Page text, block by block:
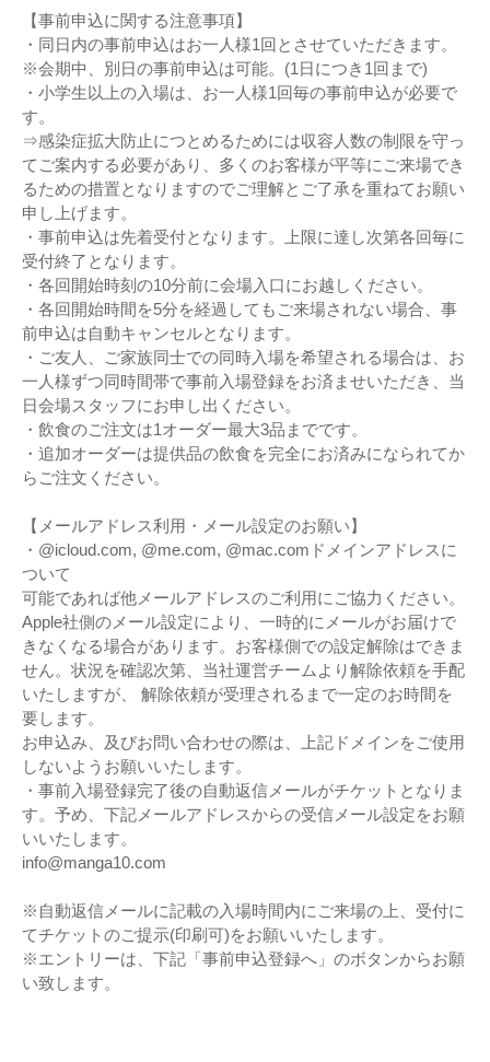
【事前申込に関する注意事項】
・同日内の事前申込はお一人様1回とさせていただきます。
※会期中、別日の事前申込は可能。(1日につき1回まで)
・小学生以上の入場は、お一人様1回毎の事前申込が必要で
す。
⇒感染症拡大防止につとめるためには収容人数の制限を守っ
てご案内する必要があり、多くのお客様が平等にご来場でき
るための措置となりますのでご理解とご了承を重ねてお願い
申し上げます。
・事前申込は先着受付となります。上限に達し次第各回毎に
受付終了となります。
・各回開始時刻の10分前に会場入口にお越しください。
・各回開始時間を5分を経過してもご来場されない場合、事
前申込は自動キャンセルとなります。
・ご友人、ご家族同士での同時入場を希望される場合は、お
一人様ずつ同時間帯で事前入場登録をお済ませいただき、当
日会場スタッフにお申し出ください。
・飲食のご注文は1オーダー最大3品までです。
・追加オーダーは提供品の飲食を完全にお済みになられてか
らご注文ください。
【メールアドレス利用・メール設定のお願い】
・@icloud.com, @me.com, @mac.comドメインアドレスに
ついて
可能であれば他メールアドレスのご利用にご協力ください。
Apple社側のメール設定により、一時的にメールがお届けで
きなくなる場合があります。お客様側での設定解除はできま
せん。状況を確認次第、当社運営チームより解除依頼を手配
いたしますが、 解除依頼が受理されるまで一定のお時間を
要します。
お申込み、及びお問い合わせの際は、上記ドメインをご使用
しないようお願いいたします。
・事前入場登録完了後の自動返信メールがチケットとなりま
す。予め、下記メールアドレスからの受信メール設定をお願
いいたします。
info@manga10.com
※自動返信メールに記載の入場時間内にご来場の上、受付に
てチケットのご提示(印刷可)をお願いいたします。
※エントリーは、下記「事前申込登録へ」のボタンからお願
い致します。